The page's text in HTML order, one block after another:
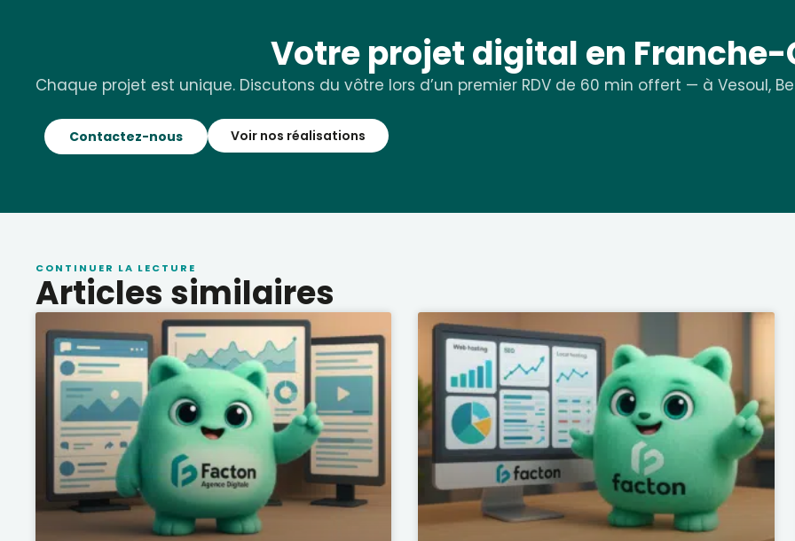
Votre projet digital en Franche-
Chaque projet est unique. Discutons du vôtre lors d’un premier RDV de 60 min offert — à Vesoul,
Contactez-nous Voir nos réalisations
CONTINUER LA LECTURE
Articles similaires